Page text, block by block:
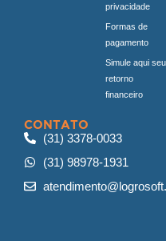
privacidade
Formas de
pagamento
Simule aqui seu
retorno
financeiro
CONTATO
(31) 3378-0033
(31) 98978-1931